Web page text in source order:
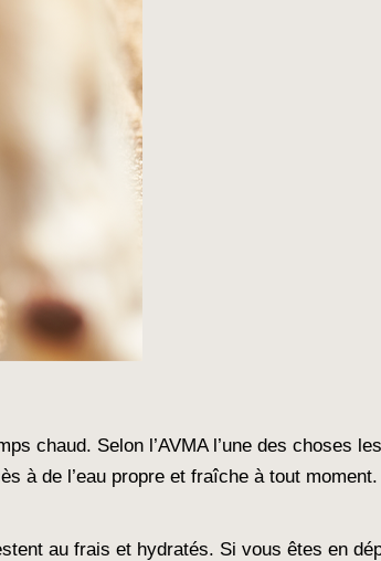
chaud. Selon l’AVMA l’une des choses
à de l’eau propre et fraîche à tout
au frais et hydratés. Si vous êtes en